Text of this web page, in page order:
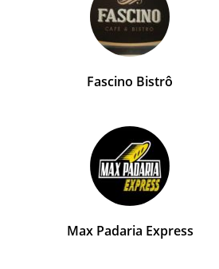
Fascino Bistrô
Max Padaria Express